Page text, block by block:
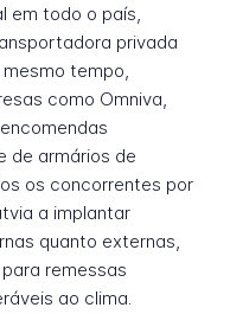
em todo o país,
privada
tempo,
como Omniva,
de armários de
os concorrentes por
a implantar
quanto externas,
remessas
ao clima.